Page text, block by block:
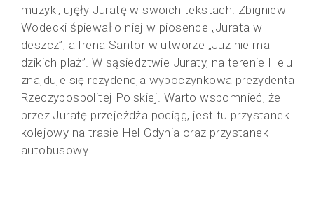
muzyki, ujęły Juratę w swoich tekstach. Zbigniew
Wodecki śpiewał o niej w piosence „Jurata w
deszcz”, a Irena Santor w utworze „Już nie ma
dzikich plaż”. W sąsiedztwie Juraty, na terenie Helu
znajduje się rezydencja wypoczynkowa prezydenta
Rzeczypospolitej Polskiej. Warto wspomnieć, że
przez Juratę przejeżdża pociąg, jest tu przystanek
kolejowy na trasie Hel-Gdynia oraz przystanek
autobusowy.